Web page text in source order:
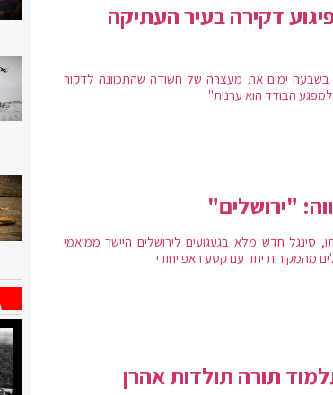
דקירה בעיר העתיקה
בשבעה ימים את מעצרה של חשודה שהתכוונה לדקור
הבודד הוא ערנות"
"ירושלים"
סינגל חדש מלא בגעגועים לירושלים היישר ממיאמי
מהמקורות יחד עם קטע ראפ יחודי
תורה תולדות אהרן